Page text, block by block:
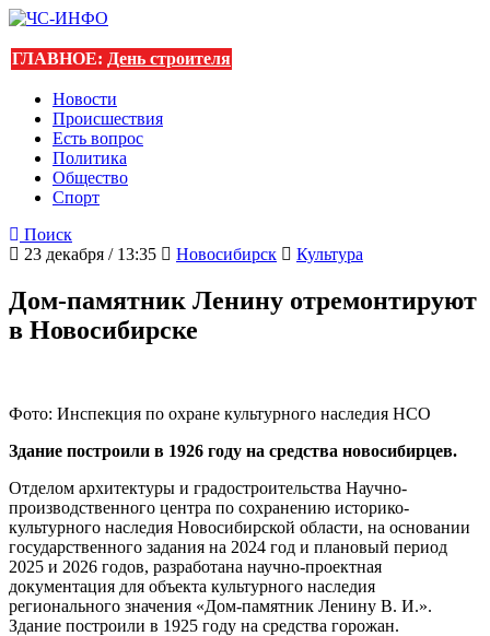
ГЛАВНОЕ: День строителя
Новости
Происшествия
Есть вопрос
Политика
Общество
Спорт
Поиск
23 декабря / 13:35
Новосибирск Культура
Дом-памятник Ленину отремонтируют
в Новосибирске
Фото: Инспекция по охране культурного наследия НСО
Здание построили в 1926 году на средства новосибирцев.
Отделом архитектуры и градостроительства Научно-
производственного центра по сохранению историко-
культурного наследия Новосибирской области, на основании
государственного задания на 2024 год и плановый период
2025 и 2026 годов, разработана научно-проектная
документация для объекта культурного наследия
регионального значения «Дом-памятник Ленину В. И.».
Здание построили в 1925 году на средства горожан.